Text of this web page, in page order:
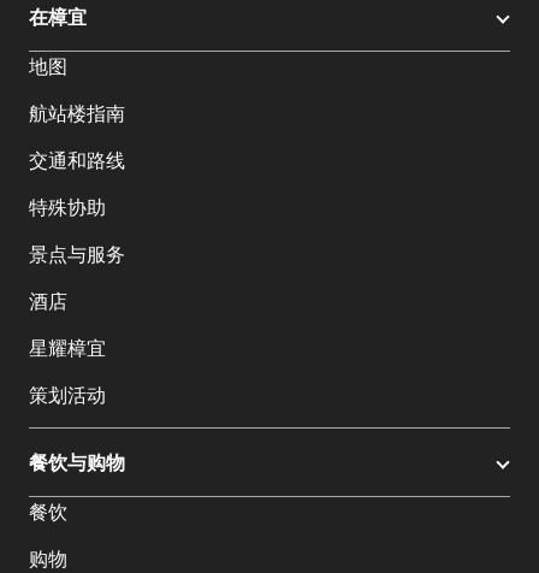
在樟宜
地图
航站楼指南
交通和路线
特殊协助
景点与服务
酒店
星耀樟宜
策划活动
餐饮与购物
餐饮
购物